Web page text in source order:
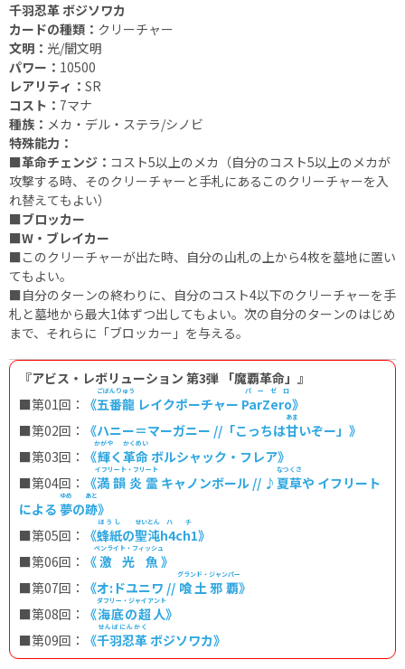
千羽忍革 ボジソワカ
カードの種類： クリーチャー
文明： 光/闇文明
パワー： 10500
レアリティ： SR
コスト： 7マナ
種族： メカ・デル・ステラ/シノビ
特殊能力：
■革命チェンジ： コスト5以上のメカ（自分のコスト5以上のメカが
攻撃する時、そのクリーチャーと手札にあるこのクリーチャーを入
れ替えてもよい）
■ブロッカー
■W・ブレイカー
■このクリーチャーが出た時、自分の山札の上から4枚を墓地に置い
てもよい。
■自分のターンの終わりに、自分のコスト4以下のクリーチャーを手
札と墓地から最大1体ずつ出してもよい。次の自分のターンのはじめ
まで、それらに「ブロッカー」を与える。
『アビス・レボリューション 第3弾 「魔覇革命」』
■第01回：
《五番龍
ごばんりゅう
レイクポーチャー ParZero
パーゼロ
》
■第02回：
《ハニー＝マーガニー //「こっちは甘
あま
いぞー」》
■第03回：
《輝
かがや
く革命
かくめい
ボルシャック・フレア》
■第04回：
《満韻炎霊
イフリート・フリート
キャノンボール // ♪ 夏草
なつくさ
や イフリート
による 夢
ゆめ
の跡
あと
》
■第05回：
《蜂紙
ほうし
の聖沌
せいとん
h4ch1
ハチ
》
■第06回：
《激光魚
ペンライト・フィッシュ
》
■第07回：
《オ:ドユニワ // 喰土邪覇
グランド・ジャンパー
》
■第08回：
《海底の超人
ダフリー・ジャイアント
》
■第09回：
《千羽忍革
せんばにんかく
ボジソワカ》